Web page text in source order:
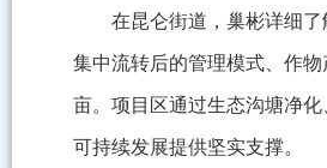
在昆仑街道，巢彬详细
集中流转后的管理模式、作
亩。项目区通过生态沟塘净
可持续发展提供坚实支撑。